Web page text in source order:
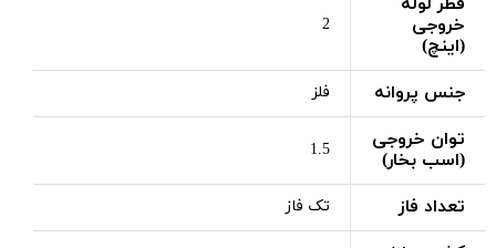
خروجی
(اینچ)
2
جنس پروانه فلز
توان خروجی
(اسب بخار)
1.5
تعداد فاز تک فاز